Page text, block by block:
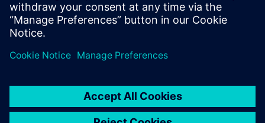
croissantes des consommateurs.